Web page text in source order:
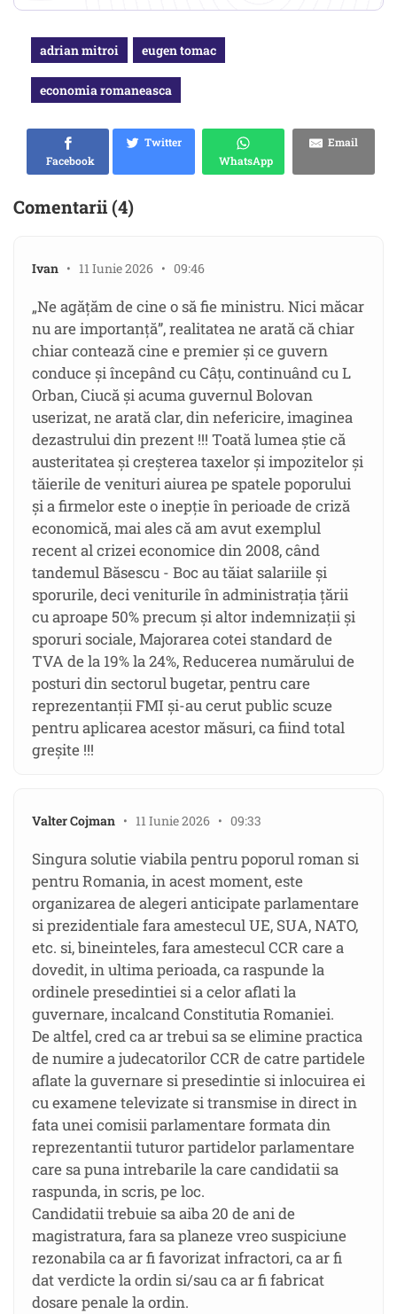
adrian mitroi eugen tomac
economia romaneasca
Facebook
Twitter
WhatsApp
Email
Comentarii (4)
Ivan • 11 Iunie 2026 • 09:46
„Ne agățăm de cine o să fie ministru. Nici măcar
nu are importanță”, realitatea ne arată că chiar
chiar contează cine e premier și ce guvern
conduce și începând cu Câțu, continuând cu L
Orban, Ciucă și acuma guvernul Bolovan
userizat, ne arată clar, din nefericire, imaginea
dezastrului din prezent !!! Toată lumea știe că
austeritatea și creșterea taxelor și impozitelor și
tăierile de venituri aiurea pe spatele poporului
și a firmelor este o inepție în perioade de criză
economică, mai ales că am avut exemplul
recent al crizei economice din 2008, când
tandemul Băsescu - Boc au tăiat salariile și
sporurile, deci veniturile în administrația țării
cu aproape 50% precum și altor indemnizații și
sporuri sociale, Majorarea cotei standard de
TVA de la 19% la 24%, Reducerea numărului de
posturi din sectorul bugetar, pentru care
reprezentanții FMI și-au cerut public scuze
pentru aplicarea acestor măsuri, ca fiind total
greșite !!!
Valter Cojman • 11 Iunie 2026 • 09:33
Singura solutie viabila pentru poporul roman si
pentru Romania, in acest moment, este
organizarea de alegeri anticipate parlamentare
si prezidentiale fara amestecul UE, SUA, NATO,
etc. si, bineinteles, fara amestecul CCR care a
dovedit, in ultima perioada, ca raspunde la
ordinele presedintiei si a celor aflati la
guvernare, incalcand Constitutia Romaniei.
De altfel, cred ca ar trebui sa se elimine practica
de numire a judecatorilor CCR de catre partidele
aflate la guvernare si presedintie si inlocuirea ei
cu examene televizate si transmise in direct in
fata unei comisii parlamentare formata din
reprezentantii tuturor partidelor parlamentare
care sa puna intrebarile la care candidatii sa
raspunda, in scris, pe loc.
Candidatii trebuie sa aiba 20 de ani de
magistratura, fara sa planeze vreo suspiciune
rezonabila ca ar fi favorizat infractori, ca ar fi
dat verdicte la ordin si/sau ca ar fi fabricat
dosare penale la ordin.